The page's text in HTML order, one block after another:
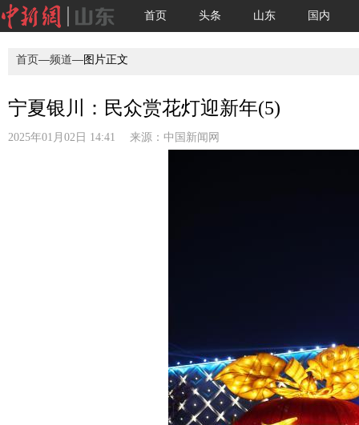
首页 头条 山东 国内
首页—频道—图片正文
宁夏银川：民众赏花灯迎新年(5)
2025年01月02日 14:41 来源： 中国新闻网